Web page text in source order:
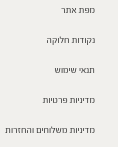
מפת אתר
נקודות חלוקה
תנאי שימוש
מדיניות פרטיות
מדיניות משלוחים והחזרות